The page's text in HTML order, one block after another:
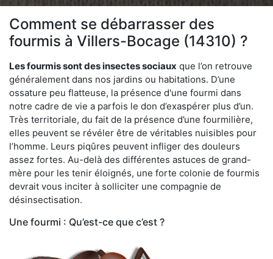
Comment se débarrasser des
fourmis à Villers-Bocage (14310) ?
Les fourmis sont des insectes sociaux que l’on retrouve
généralement dans nos jardins ou habitations. D’une
ossature peu flatteuse, la présence d'une fourmi dans
notre cadre de vie a parfois le don d’exaspérer plus d’un.
Très territoriale, du fait de la présence d’une fourmilière,
elles peuvent se révéler être de véritables nuisibles pour
l’homme. Leurs piqûres peuvent infliger des douleurs
assez fortes. Au-delà des différentes astuces de grand-
mère pour les tenir éloignés, une forte colonie de fourmis
devrait vous inciter à solliciter une compagnie de
désinsectisation.
Une fourmi : Qu’est-ce que c’est ?